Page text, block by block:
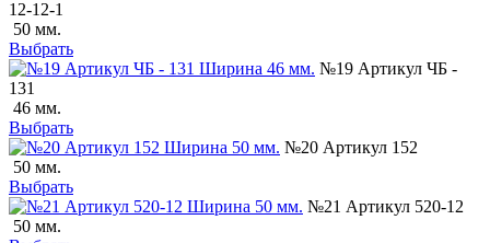
12-12-1
50 мм.
Выбрать
№19 Артикул ЧБ -
131
46 мм.
Выбрать
№20 Артикул 152
50 мм.
Выбрать
№21 Артикул 520-12
50 мм.